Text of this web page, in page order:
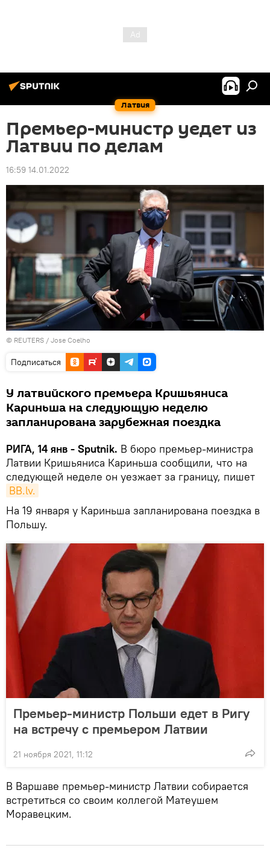
Латвия
Премьер-министр уедет из
Латвии по делам
16:59 14.01.2022
© REUTERS / Jose Coelho
Подписаться
У латвийского премьера Кришьяниса
Кариньша на следующую неделю
запланирована зарубежная поездка
РИГА, 14 янв - Sputnik. В бюро премьер-министра
Латвии Кришьяниса Кариньша сообщили, что на
следующей неделе он уезжает за границу, пишет
BВ.lv.
На 19 января у Кариньша запланирована поездка в
Польшу.
Премьер-министр Польши едет в Ригу
на встречу с премьером Латвии
21 ноября 2021, 11:12
В Варшаве премьер-министр Латвии собирается
встретиться со своим коллегой Матеушем
Моравецким.